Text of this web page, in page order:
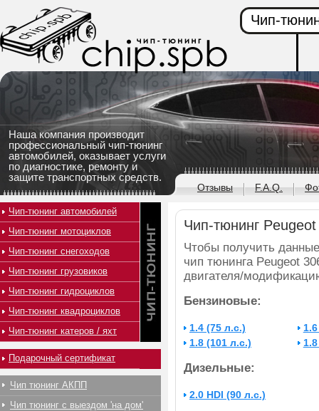
Наша компания производит
профессиональный чип-тюнинг
автомобилей, оказывает услуги
по диагностике, ремонту и
защите транспортных средств.
Чип-
Отзывы F.A.Q.
Чип-тюнинг
Чтобы получить
чип тюнинга Peugeot
двигателя/
Бензиновые:
1.4 (75 л.с.)
1.8 (101 л.с.)
Дизельные:
2.0 HDI (90 л.с.)
Чип-тюнинг автомобилей
Чип-тюнинг мотоциклов
Чип-тюнинг снегоходов
Чип-тюнинг грузовиков
Чип-тюнинг гидроциклов
Чип-тюнинг квадроциклов
Чип-тюнинг катеров / яхт
Подарочный сертификат
Чип тюнинг АКПП
Чип тюнинг с выездом 'на дом'